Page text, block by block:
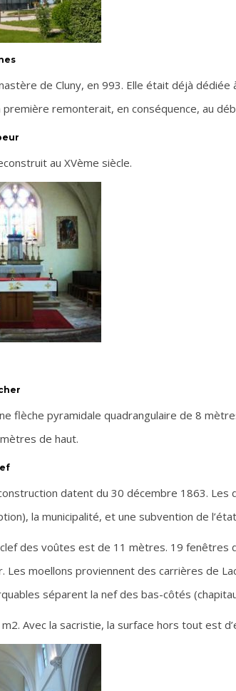
de Cluny, en 993. Elle était déjà dédiée
remonterait, en conséquence, au
au XVème siècle.
flèche pyramidale quadrangulaire de 8
de haut.
datent du 30 décembre 1863. Les
la municipalité, et une subvention de
des voûtes est de 11 mètres. 19 fenêtres
moellons proviennent des carrières de
séparent la nef des bas-côtés
Avec la sacristie, la surface hors tout est